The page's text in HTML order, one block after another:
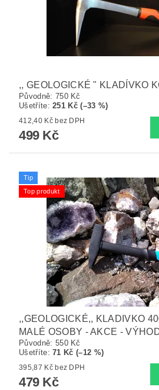
,, GEOLOGICKÉ " KLADÍVKO
Původně: 750 Kč
Ušetříte:251 Kč (–33 %)
412,40 Kč bez DPH
499 Kč
Tip
Top produkt
,,GEOLOGICKÉ,, KLADIVKO
MALÉ OSOBY - AKCE -
Původně: 550 Kč
Ušetříte:71 Kč (–12 %)
395,87 Kč bez DPH
479 Kč